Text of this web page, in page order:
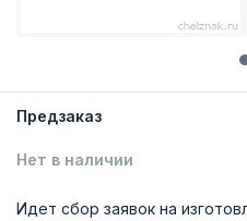
Предзаказ
Нет в наличии
Идет сбор заявок на